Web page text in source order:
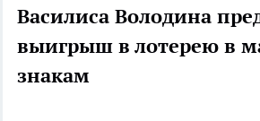
Василиса Володина
выигрыш в лотерею в
знакам